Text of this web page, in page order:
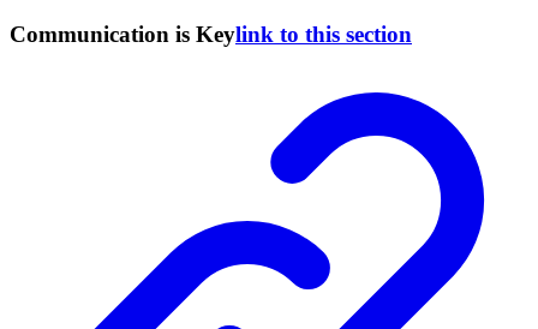
Communication is Keylink to this section